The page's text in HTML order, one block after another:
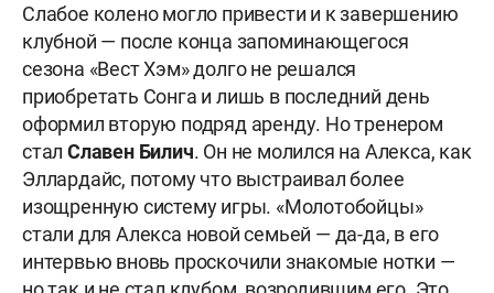
Слабое колено могло привести и к завершению
клубной — после конца запоминающегося
сезона «Вест Хэм» долго не решался
приобретать Сонга и лишь в последний день
оформил вторую подряд аренду. Но тренером
стал Славен Билич. Он не молился на Алекса, как
Эллардайс, потому что выстраивал более
изощренную систему игры. «Молотобойцы»
стали для Алекса новой семьей — да-да, в его
интервью вновь проскочили знакомые нотки —